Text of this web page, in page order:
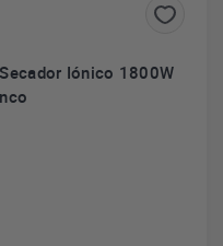
Iónico 1800W